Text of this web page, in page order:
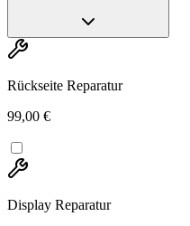
Rückseite Reparatur
99,00 €
Display Reparatur